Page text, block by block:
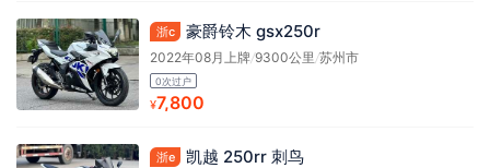
浙c 豪爵铃木 gsx250r
2022年08月上牌/9300公里/苏州市
0次过户
¥7,800
浙e 凯越 250rr 刺鸟